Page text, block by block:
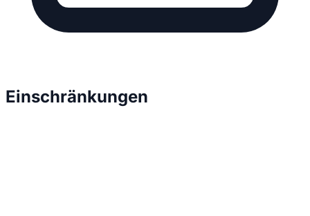
Einschränkungen